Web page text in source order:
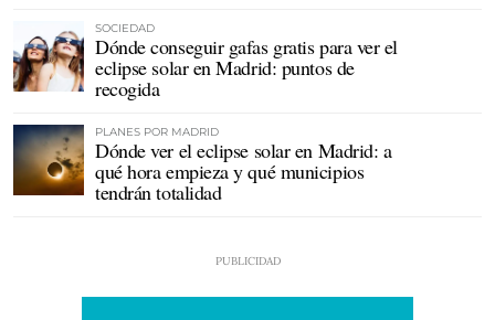
SOCIEDAD
Dónde conseguir gafas gratis para ver el
eclipse solar en Madrid: puntos de
recogida
PLANES POR MADRID
Dónde ver el eclipse solar en Madrid: a
qué hora empieza y qué municipios
tendrán totalidad